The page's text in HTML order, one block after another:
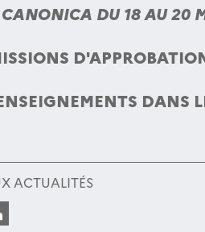
DU 18 AU 20
DANS
ACTUALITÉS